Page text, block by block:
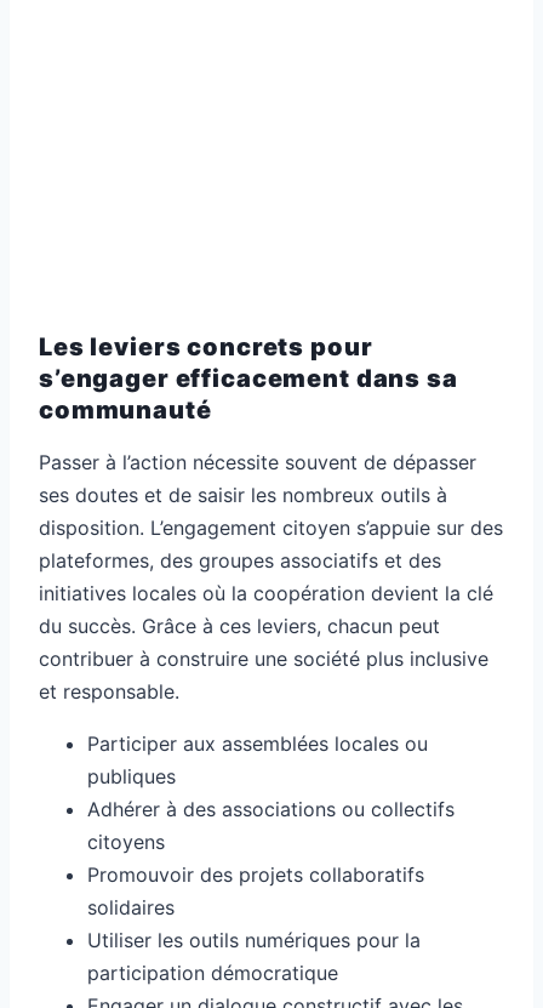
Les leviers concrets pour
s’engager efficacement dans sa
communauté
Passer à l’action nécessite souvent de dépasser
ses doutes et de saisir les nombreux outils à
disposition. L’engagement citoyen s’appuie sur des
plateformes, des groupes associatifs et des
initiatives locales où la coopération devient la clé
du succès. Grâce à ces leviers, chacun peut
contribuer à construire une société plus inclusive
et responsable.
Participer aux assemblées locales ou
publiques
Adhérer à des associations ou collectifs
citoyens
Promouvoir des projets collaboratifs
solidaires
Utiliser les outils numériques pour la
participation démocratique